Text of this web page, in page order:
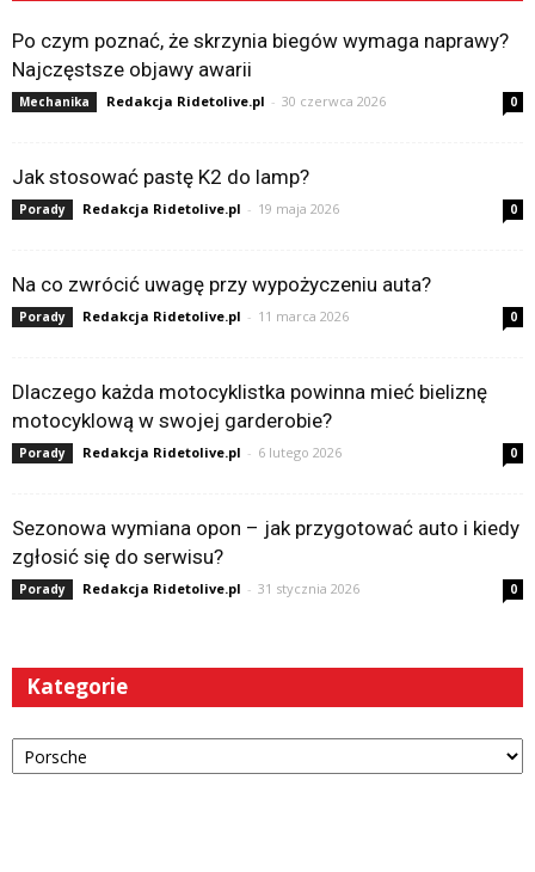
Po czym poznać, że skrzynia biegów wymaga naprawy?
Najczęstsze objawy awarii
Mechanika Redakcja Ridetolive.pl - 30 czerwca 2026 0
Jak stosować pastę K2 do lamp?
Porady Redakcja Ridetolive.pl - 19 maja 2026 0
Na co zwrócić uwagę przy wypożyczeniu auta?
Porady Redakcja Ridetolive.pl - 11 marca 2026 0
Dlaczego każda motocyklistka powinna mieć bieliznę
motocyklową w swojej garderobie?
Porady Redakcja Ridetolive.pl - 6 lutego 2026 0
Sezonowa wymiana opon – jak przygotować auto i kiedy
zgłosić się do serwisu?
Porady Redakcja Ridetolive.pl - 31 stycznia 2026 0
Kategorie
Kategorie